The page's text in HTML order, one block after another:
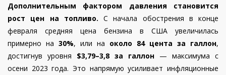
Дополнительным фактором давления становится
рост цен на топливо. С начала обострения в конце
февраля средняя цена бензина в США увеличилась
примерно на 30%, или на около 84 цента за галлон,
достигнув уровня $3,79–3,8 за галлон — максимума с
осени 2023 года. Это напрямую усиливает инфляционные